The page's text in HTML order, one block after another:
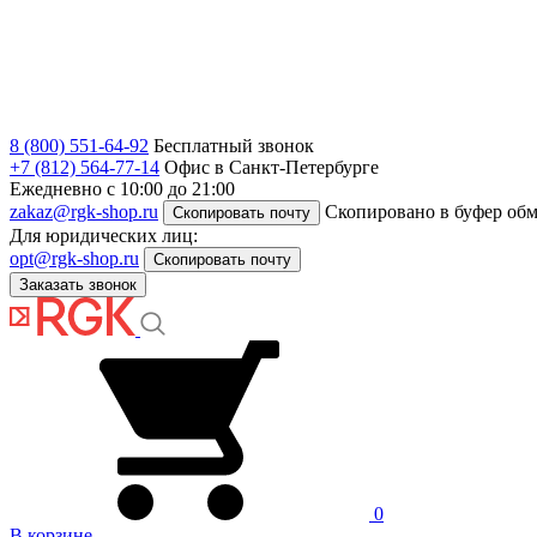
8 (800) 551-64-92 Бесплатный звонок
+7 (812) 564-77-14 Офис в Санкт-Петербурге
Ежедневно с 10:00 до 21:00
zakaz@rgk-shop.ru
Скопировать почту
Скопировано в буфер
Для юридических лиц:
opt@rgk-shop.ru
Скопировать почту
Заказать звонок
0